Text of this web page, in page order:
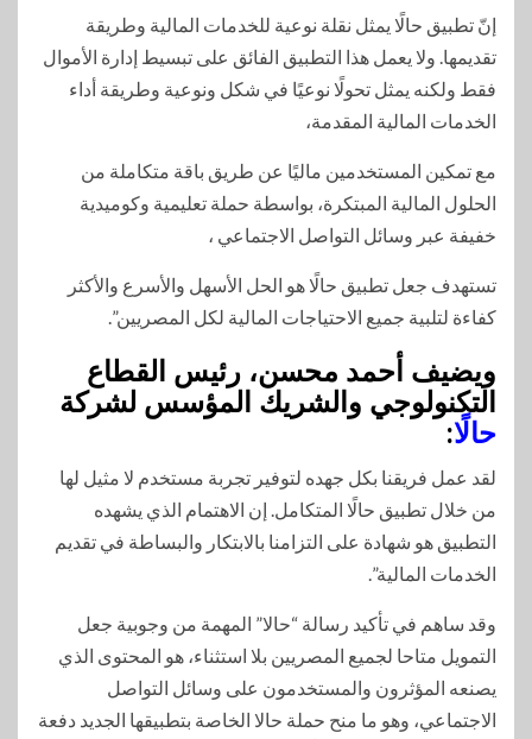
إنّ تطبيق حالًا يمثل نقلة نوعية للخدمات المالية وطريقة
تقديمها. ولا يعمل هذا التطبيق الفائق على تبسيط إدارة الأموال
فقط ولكنه يمثل تحولًا نوعيًا في شكل ونوعية وطريقة أداء
الخدمات المالية المقدمة،
مع تمكين المستخدمين ماليًا عن طريق باقة متكاملة من
الحلول المالية المبتكرة، بواسطة حملة تعليمية وكوميدية
خفيفة عبر وسائل التواصل الاجتماعي ،
تستهدف جعل تطبيق حالًا هو الحل الأسهل والأسرع والأكثر
كفاءة لتلبية جميع الاحتياجات المالية لكل المصريين”.
ويضيف أحمد محسن، رئيس القطاع
التكنولوجي والشريك المؤسس لشركة
حالًا:
لقد عمل فريقنا بكل جهده لتوفير تجربة مستخدم لا مثيل لها
من خلال تطبيق حالًا المتكامل. إن الاهتمام الذي يشهده
التطبيق هو شهادة على التزامنا بالابتكار والبساطة في تقديم
الخدمات المالية”.
وقد ساهم في تأكيد رسالة “حالا” المهمة من وجوبية جعل
التمويل متاحا لجميع المصريين بلا استثناء، هو المحتوى الذي
يصنعه المؤثرون والمستخدمون على وسائل التواصل
الاجتماعي، وهو ما منح حملة حالا الخاصة بتطبيقها الجديد دفعة